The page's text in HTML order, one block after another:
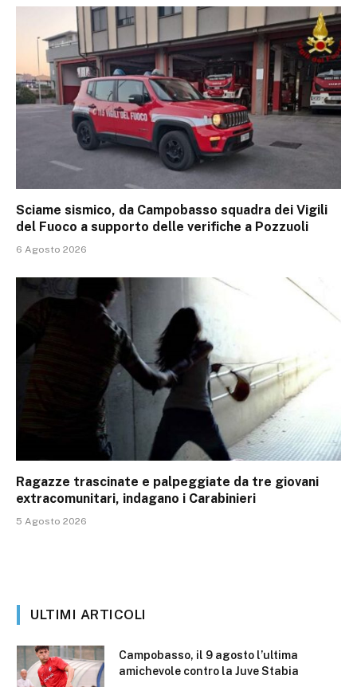
Sciame sismico, da Campobasso squadra dei Vigili
del Fuoco a supporto delle verifiche a Pozzuoli
6 Agosto 2026
Ragazze trascinate e palpeggiate da tre giovani
extracomunitari, indagano i Carabinieri
5 Agosto 2026
ULTIMI ARTICOLI
Campobasso, il 9 agosto l’ultima
amichevole contro la Juve Stabia